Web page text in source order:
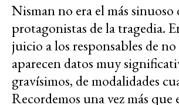
Nisman no era el más sinuoso
protagonistas de la tragedia.
juicio a los responsables de
aparecen datos muy
gravísimos, de modalidades
Recordemos una vez más que